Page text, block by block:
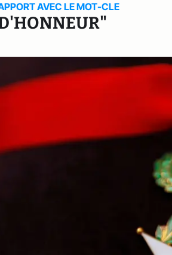
AVEC LE MOT-CLE